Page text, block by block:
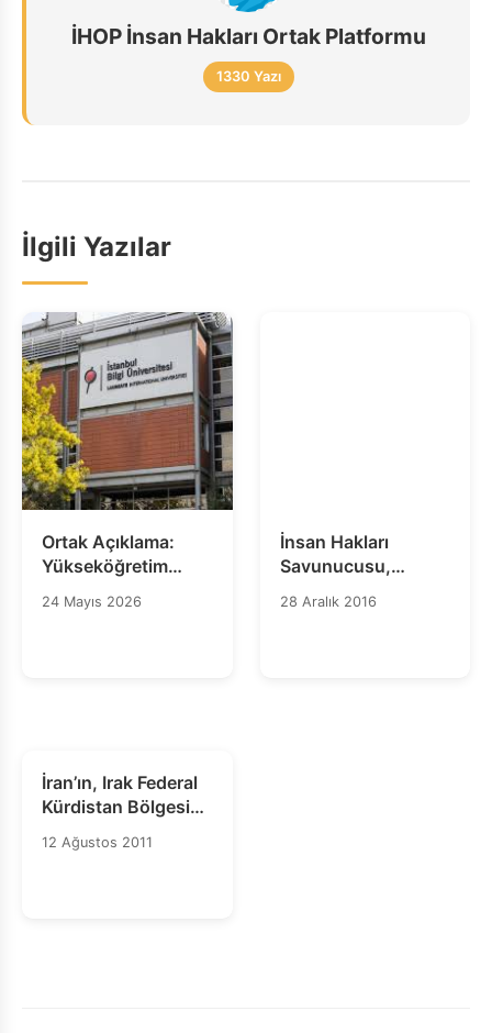
İHOP İnsan Hakları Ortak Platformu
1330 Yazı
İlgili Yazılar
Ortak Açıklama:
Yükseköğretim
Kurumlarının
Toplumsal İşlevi
24 Mayıs 2026
İnsan Hakları
Savunucusu,
Akademisyen
28 Aralık 2016
İran’ın, Irak Federal
Kürdistan Bölgesi
Topraklarına
Saldırısını
12 Ağustos 2011